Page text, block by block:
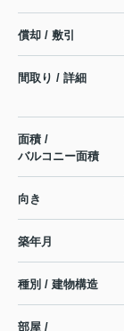
償却 / 敷引
間取り / 詳細
面積 /
バルコニー面積
向き
築年月
種別 / 建物構造
部屋 /